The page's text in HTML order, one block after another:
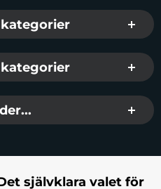
självklara valet för